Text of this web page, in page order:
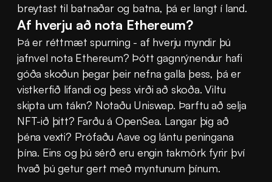
breytast til batnaðar og batna, þá er langt í land.
Af hverju að nota Ethereum?
Þá er réttmæt spurning - af hverju myndir þú
jafnvel nota Ethereum? Þótt gagnrýnendur hafi
góða skoðun þegar þeir nefna galla þess, þá er
vistkerfið lifandi og þess virði að skoða. Viltu
skipta um tákn? Notaðu Uniswap. Þarftu að selja
NFT-ið þitt? Farðu á OpenSea. Langar þig að
þéna vexti? Prófaðu Aave og lántu peningana
þína. Eins og þú sérð eru engin takmörk fyrir því
hvað þú getur gert með myntunum þínum.